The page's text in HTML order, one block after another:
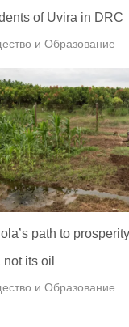
of Uvira in DRC
и Образование
path to
not its oil
и Образование